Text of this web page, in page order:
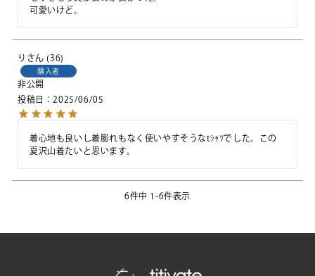
可愛いけど。
り 36
購入者
非公開
投稿日
2025/06/05
着心地も良いし着膨れもなく使いやすそうなtｼｬﾂでした。この
夏沢山着たいと思います。
6件中 1 -6件表示